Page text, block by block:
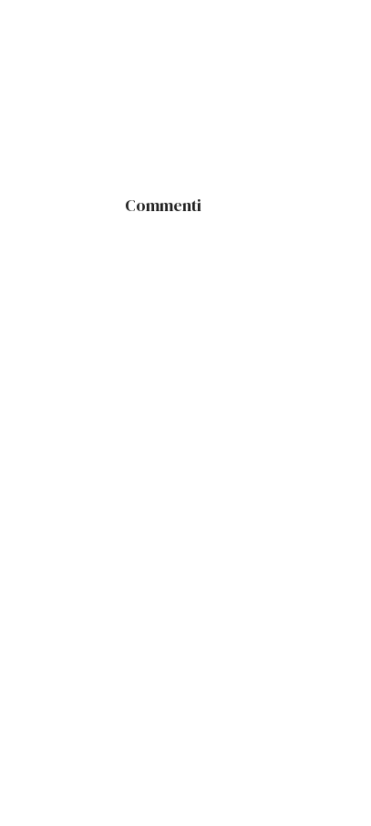
Commenti